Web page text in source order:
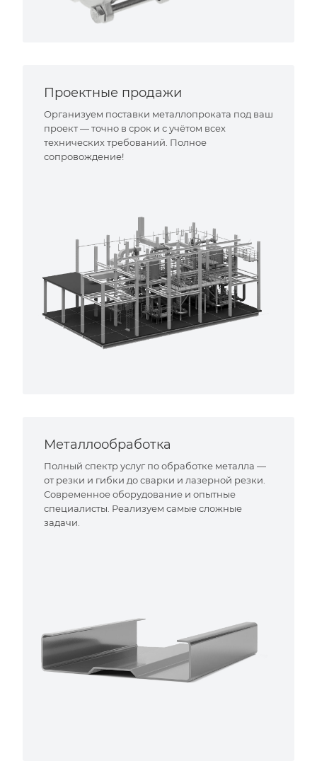
Проектные продажи
Организуем поставки металлопроката под ваш
проект — точно в срок и с учётом всех
технических требований. Полное
сопровождение!
Металлообработка
Полный спектр услуг по обработке металла —
от резки и гибки до сварки и лазерной резки.
Современное оборудование и опытные
специалисты. Реализуем самые сложные
задачи.